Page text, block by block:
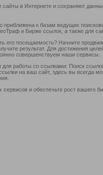
в Интернете и сохраняют
приближена к базам ведущих
и Бирже ссылок, а также для
его посещаемость? Начните
результат. Для достижения
совершенствуем наши сервисы.
работы со ссылками: Поиск
на ваш сайт, здесь вы всегда
и обеспечьте рост вашего